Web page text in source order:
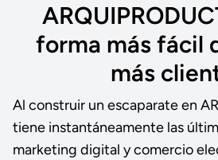
forma más fácil
más
Al construir un escaparate en
tiene instantáneamente las
marketing digital y comercio